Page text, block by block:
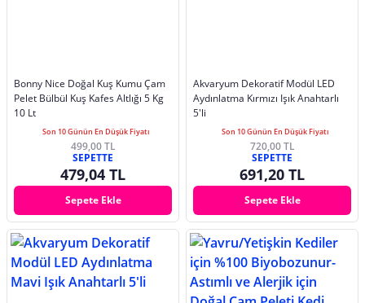
Bonny Nice Doğal Kuş Kumu Çam
Pelet Bülbül Kuş Kafes Altlığı 5 Kg
10 Lt
Son 10 Günün En Düşük Fiyatı
499,00 TL
SEPETTE
479,04 TL
Sepete Ekle
Akvaryum Dekoratif Modül LED
Aydınlatma Kırmızı Işık Anahtarlı
5'li
Son 10 Günün En Düşük Fiyatı
720,00 TL
SEPETTE
691,20 TL
Sepete Ekle